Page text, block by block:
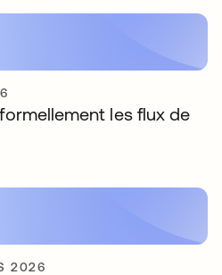
les flux de
2026